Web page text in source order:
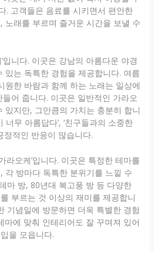
. 고객들은 음료를 시키면서 편안한
노래를 부르며 즐거운 시간을 보낼 수
입니다. 이곳은 강남의 아름다운 야경
있는 독특한 경험을 제공합니다. 여름
원한 바람과 함께 하는 노래는 일상에
어 줍니다. 이곳은 일반적인 가라오
있지만, 그만큼의 가치는 충분히 합니
너무 아름답다’, ‘친구들과의 소중한
정적인 반응이 많습니다.
라오케’입니다. 이곳은 특정한 테마를
각 방마다 독특한 분위기를 느낄 수
마 방, 80년대 복고풍 방 등 다양한
부르는 것 이상의 재미를 제공합니
기념일에 방문하면 더욱 특별한 경험
마에 맞춰 인테리어도 잘 꾸며져 있어
을 모읍니다.